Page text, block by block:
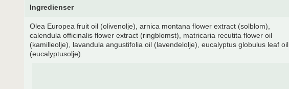
Ingredienser
Olea Europea fruit oil (olivenolje), arnica montana flower extract (solblom),
calendula officinalis flower extract (ringblomst), matricaria recutita flower oil
(kamilleolje), lavandula angustifolia oil (lavendelolje), eucalyptus globulus leaf oil
(eucalyptusolje).